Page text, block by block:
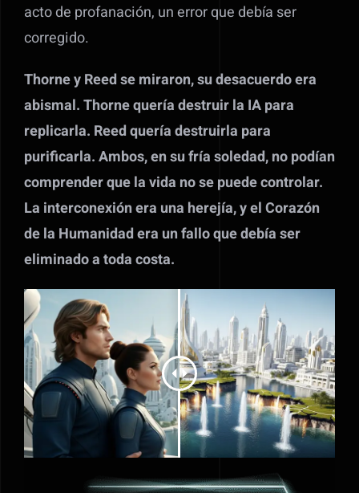
acto de profanación, un error que debía ser
corregido.
Thorne y Reed se miraron, su desacuerdo era
abismal. Thorne quería destruir la IA para
replicarla. Reed quería destruirla para
purificarla. Ambos, en su fría soledad, no podían
comprender que la vida no se puede controlar.
La interconexión era una herejía, y el Corazón
de la Humanidad era un fallo que debía ser
eliminado a toda costa.